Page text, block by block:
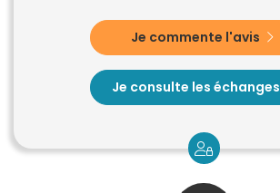
Je commente l'avis
Je consulte les échanges